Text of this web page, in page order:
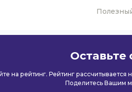
Оставьте
на рейтинг. Рейтинг
Поделитесь Вашим